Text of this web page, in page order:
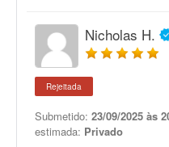
Nicholas H.
Rejeitada
Submetido: 23/09/2025 às
estimada: Privado